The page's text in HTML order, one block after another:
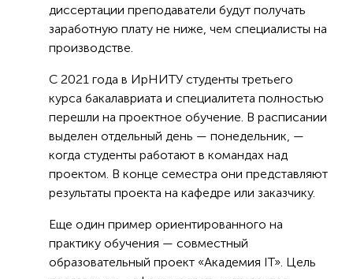
диссертации преподаватели будут получать
заработную плату не ниже, чем специалисты на
производстве.
С 2021 года в ИрНИТУ студенты третьего
курса бакалавриата и специалитета полностью
перешли на проектное обучение. В расписании
выделен отдельный день — понедельник, —
когда студенты работают в командах над
проектом. В конце семестра они представляют
результаты проекта на кафедре или заказчику.
Еще один пример ориентированного на
практику обучения — совместный
образовательный проект «Академия IT». Цель